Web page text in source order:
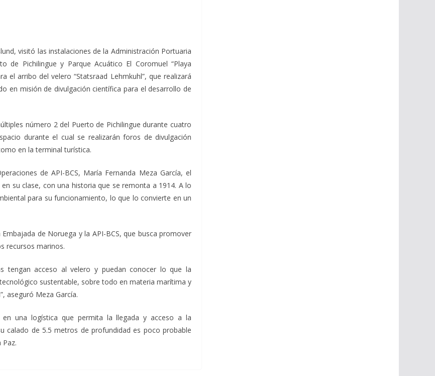
visitó las instalaciones de la Administración Portuaria
de Pichilingue y Parque Acuático El Coromuel “Playa
el arribo del velero “Statsraad Lehmkuhl”, que realizará
en misión de divulgación científica para el desarrollo de
número 2 del Puerto de Pichilingue durante cuatro
durante el cual se realizarán foros de divulgación
en la terminal turística.
de API-BCS, María Fernanda Meza García, el
su clase, con una historia que se remonta a 1914. A lo
para su funcionamiento, lo que lo convierte en un
de Noruega y la API-BCS, que busca promover
recursos marinos.
tengan acceso al velero y puedan conocer lo que la
sustentable, sobre todo en materia marítima y
aseguró Meza García.
una logística que permita la llegada y acceso a la
calado de 5.5 metros de profundidad es poco probable